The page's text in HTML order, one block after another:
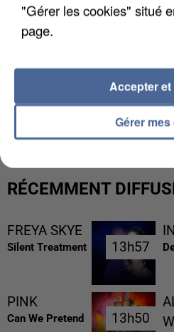
L’UN DES FONDATEURS
MAFIA INTERPELLÉ EN
RÉCEMMENT
FREYA SKYE
Silent Treatment 13h57
13h57
PINK
Can We Pretend 13h50
13h50
"Gérer les cookies" situé
page.
Gérer
Accepter